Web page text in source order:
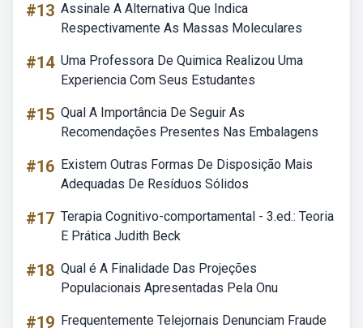
#13 Assinale A Alternativa Que Indica
Respectivamente As Massas Moleculares
#14 Uma Professora De Quimica Realizou Uma
Experiencia Com Seus Estudantes
#15 Qual A Importância De Seguir As
Recomendações Presentes Nas Embalagens
#16 Existem Outras Formas De Disposição Mais
Adequadas De Resíduos Sólidos
#17 Terapia Cognitivo-comportamental - 3.ed.: Teoria
E Prática Judith Beck
#18 Qual é A Finalidade Das Projeções
Populacionais Apresentadas Pela Onu
#19 Frequentemente Telejornais Denunciam Fraude